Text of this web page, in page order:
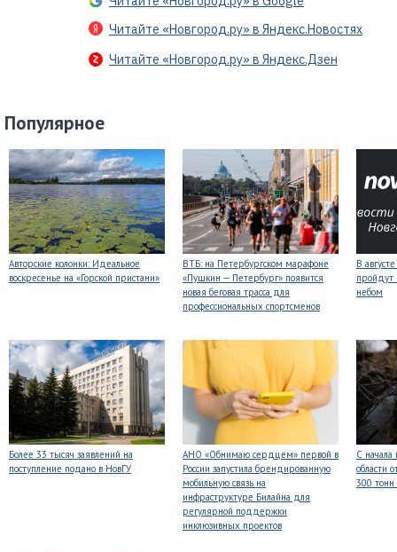
Читайте «Новгород.ру» в Яндекс.Новостях
Читайте «Новгород.ру» в Яндекс.Дзен
Популярное
Авторские колонки: Идеальное
воскресенье на «Горской пристани»
ВТБ: на Петербургском марафоне
«Пушкин — Петербург» появится
новая беговая трасса для
профессиональных спортсменов
В
небом
Более 33 тысяч заявлений на
поступление подано в НовГУ
АНО «Обнимаю сердцем» первой в
России запустила брендированную
мобильную связь на
инфраструктуре Билайна для
регулярной поддержки
инклюзивных проектов
С начала
области
300